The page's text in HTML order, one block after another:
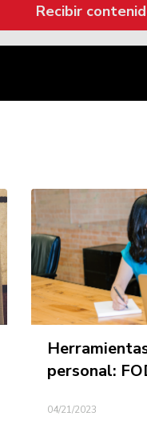
Recibir
personal:
04/21/2023